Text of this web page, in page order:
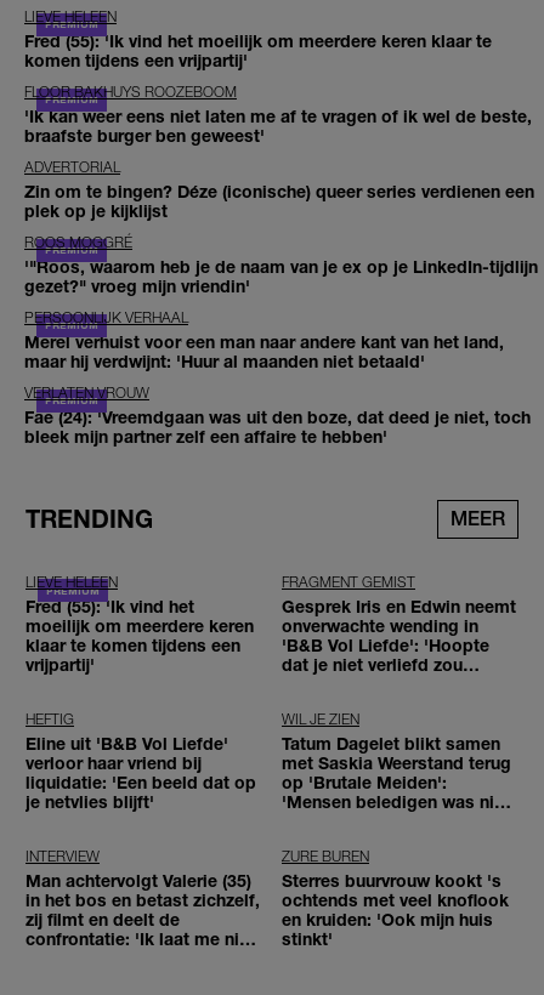
LIEVE HELEEN
Fred (55): 'Ik vind het moeilijk om meerdere keren klaar te
komen tijdens een vrijpartij'
FLOOR BAKHUYS ROOZEBOOM
'Ik kan weer eens niet laten me af te vragen of ik wel de beste,
braafste burger ben geweest'
ADVERTORIAL
Zin om te bingen? Déze (iconische) queer series verdienen een
plek op je kijklijst
ROOS MOGGRÉ
'"Roos, waarom heb je de naam van je ex op je LinkedIn-tijdlijn
gezet?" vroeg mijn vriendin'
PERSOONLIJK VERHAAL
Merel verhuist voor een man naar andere kant van het land,
maar hij verdwijnt: 'Huur al maanden niet betaald'
VERLATEN VROUW
Fae (24): 'Vreemdgaan was uit den boze, dat deed je niet, toch
bleek mijn partner zelf een affaire te hebben'
TRENDING MEER
LIEVE HELEEN
Fred (55): 'Ik vind het
moeilijk om meerdere keren
klaar te komen tijdens een
vrijpartij'
FRAGMENT GEMIST
Gesprek Iris en Edwin neemt
onverwachte wending in
'B&B Vol Liefde': 'Hoopte
dat je niet verliefd zou
HEFTIG
Eline uit 'B&B Vol Liefde'
verloor haar vriend bij
liquidatie: 'Een beeld dat op
je netvlies blijft'
WIL JE ZIEN
Tatum Dagelet blikt samen
met Saskia Weerstand terug
op 'Brutale Meiden':
'Mensen beledigen was niet
INTERVIEW
Man achtervolgt Valerie (35)
in het bos en betast zichzelf,
zij filmt en deelt de
confrontatie: 'Ik laat me niet
ZURE BUREN
Sterres buurvrouw kookt 's
ochtends met veel knoflook
en kruiden: 'Ook mijn huis
stinkt'